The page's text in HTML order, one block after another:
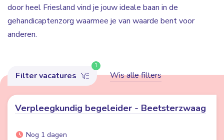
door heel Friesland vind je jouw ideale baan in de
gehandicaptenzorg waarmee je van waarde bent voor
anderen.
Filter vacatures
1
Wis alle filters
Verpleegkundig begeleider - Beetsterzwaag
Nog 1 dagen